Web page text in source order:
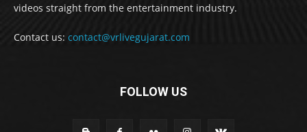
videos straight from the entertainment industry.
Contact us: contact@vrlivegujarat.com
FOLLOW US